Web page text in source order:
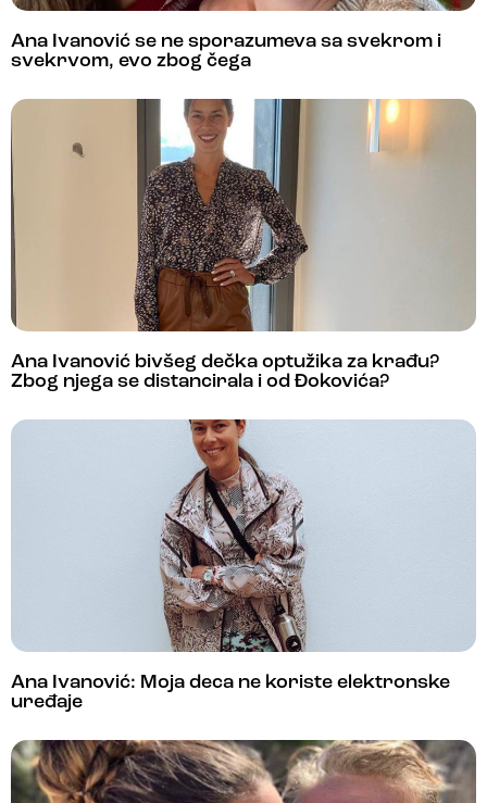
Ana Ivanović se ne sporazumeva sa svekrom i
svekrvom, evo zbog čega
Ana Ivanović bivšeg dečka optužika za krađu?
Zbog njega se distancirala i od Đokovića?
Ana Ivanović: Moja deca ne koriste elektronske
uređaje